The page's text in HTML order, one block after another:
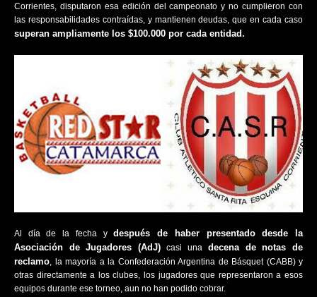
Corrientes, disputaron esa edición del campeonato y no cumplieron con
las responsabilidades contraídas, y mantienen deudas, que en cada caso
superan ampliamente los $100.000 por cada entidad.
Al día de la fecha ydespués de haber presentado desde la
Asociación de Jugadores (AdJ)casi una decena de notas de
reclamo , la mayoría a la Confederación Argentina de Básquet (CABB) y
otras directamente a los clubes, los jugadores que representaron a esos
equipos durante ese torneo, aun no han podido cobrar.